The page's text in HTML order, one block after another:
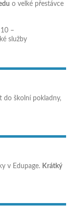
o velké přestávce
–
služby
do školní pokladny,
v Edupage. Krátký